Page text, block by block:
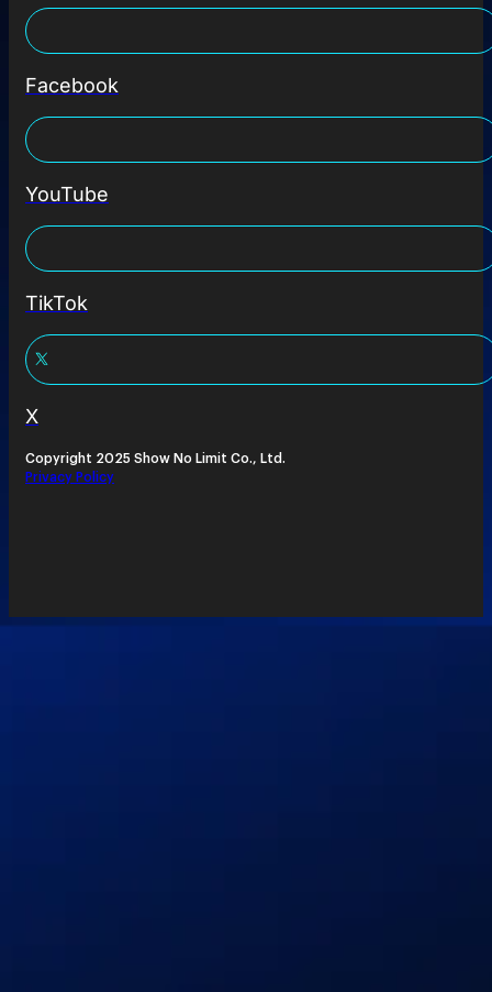
Facebook
YouTube
TikTok
X
Copyright 2025 Show No Limit Co., Ltd.
Privacy Policy